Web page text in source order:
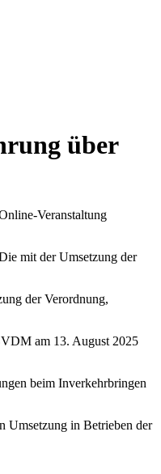
über
Veranstaltung
mit der Umsetzung der
der Verordnung,
am 13. August 2025
beim Inverkehrbringen
Umsetzung in Betrieben der